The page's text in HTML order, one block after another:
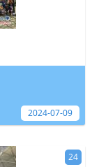
2024-07-09
24